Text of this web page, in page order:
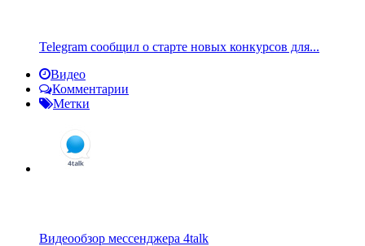
Telegram сообщил о старте новых конкурсов для...
Видео
Комментарии
Метки
Видеообзор мессенджера 4talk